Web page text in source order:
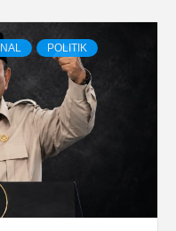
POLITIK